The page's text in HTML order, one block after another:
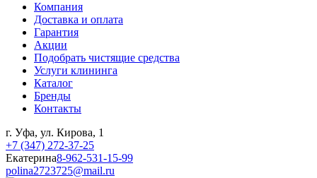
Компания
Доставка и оплата
Гарантия
Акции
Подобрать чистящие средства
Услуги клининга
Каталог
Бренды
Контакты
г. Уфа, ул. Кирова, 1
+7 (347) 272-37-25
Екатерина8-962-531-15-99
polina2723725@mail.ru